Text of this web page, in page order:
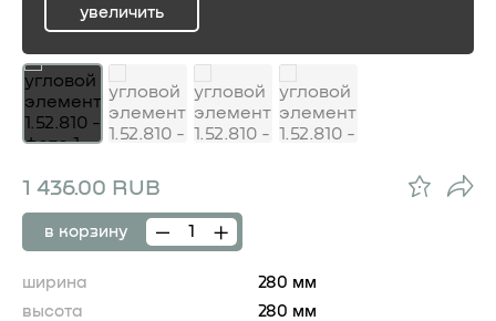
ru
увеличить
1 436.00 RUB
в корзину
ширина
280 мм
высота
280 мм